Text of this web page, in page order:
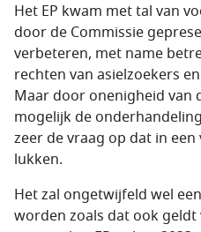
Het EP kwam met tal van
door de Commissie
verbeteren, met name
rechten van asielzoekers
Maar door onenigheid van
mogelijk de
zeer de vraag op dat in
lukken.
Het zal ongetwijfeld wel
worden zoals dat ook geldt